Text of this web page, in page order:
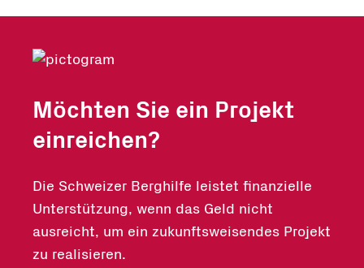
Möchten Sie ein Projekt
einreichen?
Die Schweizer Berghilfe leistet finanzielle
Unterstützung, wenn das Geld nicht
ausreicht, um ein zukunftsweisendes Projekt
zu realisieren.